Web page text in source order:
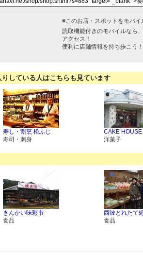
■このお店・スポットをモバイ
読取機能付きのモバイルなら
アクセス！
便利に店舗情報を持ち歩こう！
している人はこちらも見ています
寿し・割烹 松ふじ
寿司・刺身
CAKE
洋菓子
きんかい味彩市
食品
西彼とれたて
食品